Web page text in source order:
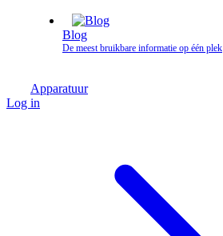
Blog
De meest bruikbare informatie op één plek
Apparatuur
Log in